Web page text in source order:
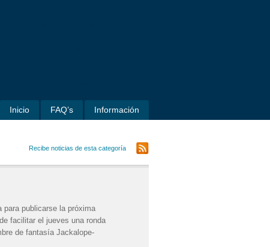
Inicio FAQ’s Información
para publicarse la próxima
facilitar el jueves una ronda
de fantasía Jackalope-
Recibe noticias de esta categoría